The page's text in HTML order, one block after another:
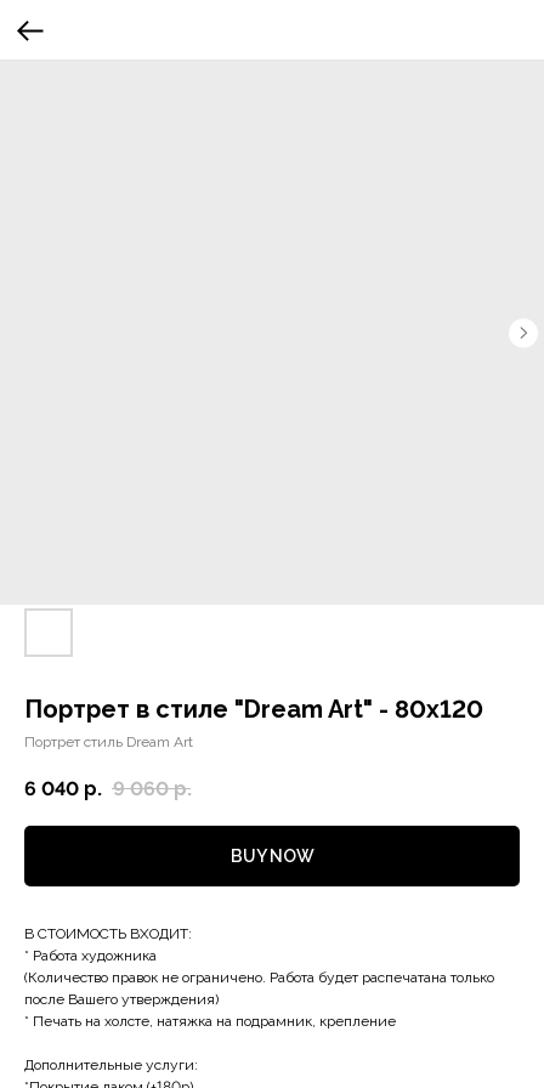
Портрет в стиле "Dream Art" - 80х120
Портрет стиль Dream Art
6 040 р. 9 060 р.
BUY NOW
В СТОИМОСТЬ ВХОДИТ:
* Работа художника
(Количество правок не ограничено. Работа будет распечатана только
после Вашего утверждения)
* Печать на холсте, натяжка на подрамник, крепление
Дополнительные услуги: